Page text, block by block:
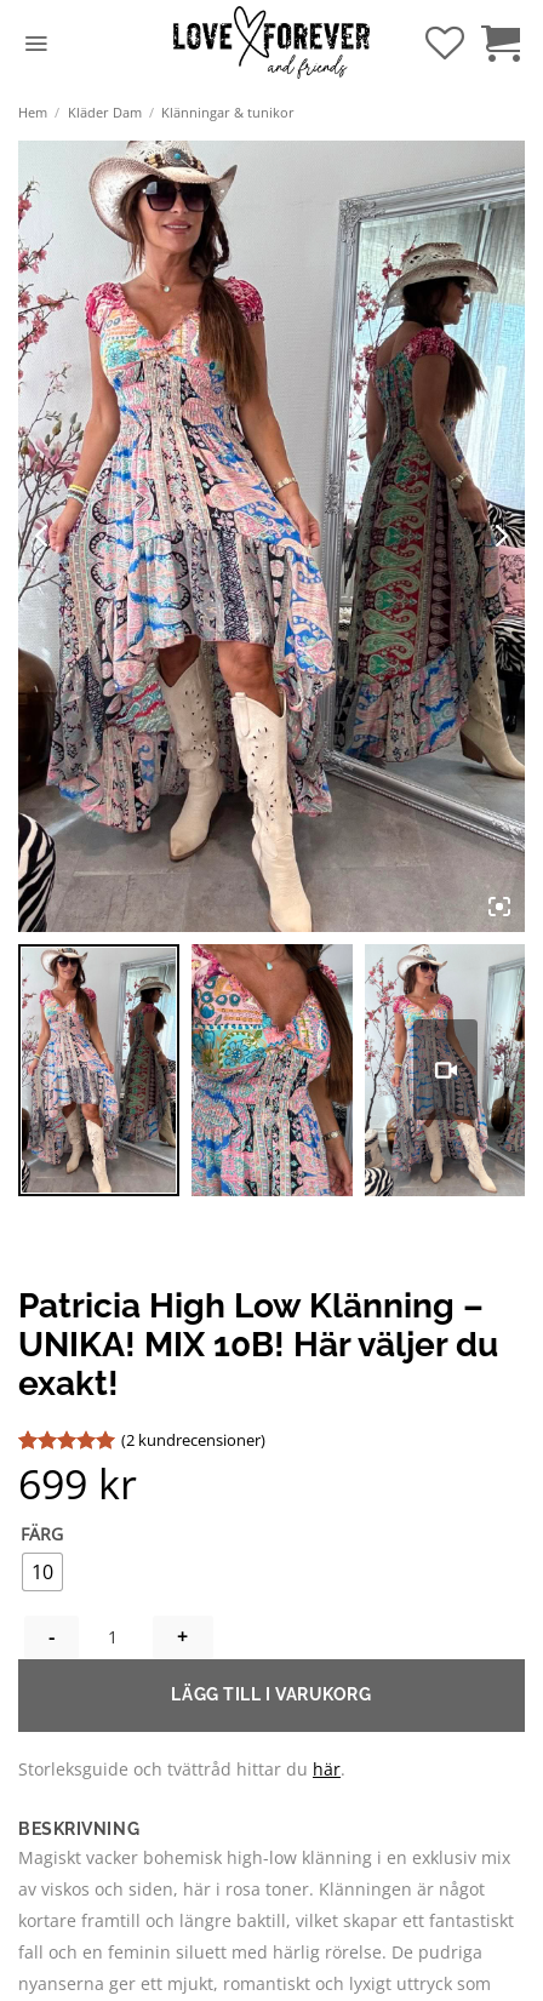
Hem / Kläder Dam / Klänningar & tunikor
Patricia High Low Klänning –
UNIKA! MIX 10B! Här väljer du
exakt!
Betygsatt 5
av 5
2
kundrecensioner
(2kundrecensioner)
699 kr
FÄRG
10
PATRICIA HIGH LOW KLÄNNING - UNIKA! MIX 10B! HÄR
LÄGG TILL I VARUKORG
Storleksguide och tvättråd hittar du här.
BESKRIVNING
Magiskt vacker bohemisk high-low klänning i en exklusiv mix
av viskos och siden, här i rosa toner. Klänningen är något
kortare framtill och längre baktill, vilket skapar ett fantastiskt
fall och en feminin siluett med härlig rörelse. De pudriga
nyanserna ger ett mjukt, romantiskt och lyxigt uttryck som